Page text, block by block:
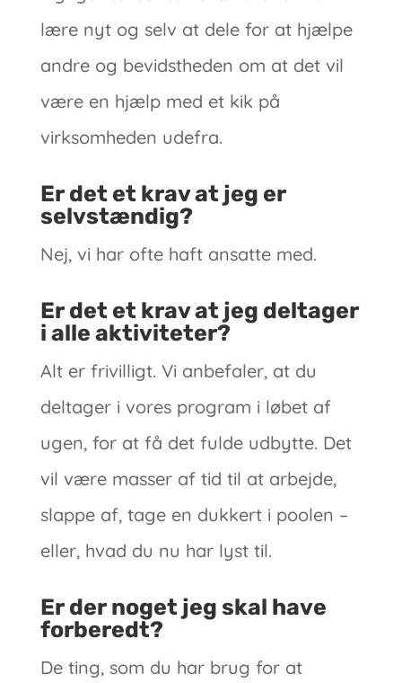
lære nyt og selv at dele for at hjælpe
andre og bevidstheden om at det vil
være en hjælp med et kik på
virksomheden udefra.
Er det et krav at jeg er
selvstændig?
Nej, vi har ofte haft ansatte med.
Er det et krav at jeg deltager
i alle aktiviteter?
Alt er frivilligt. Vi anbefaler, at du
deltager i vores program i løbet af
ugen, for at få det fulde udbytte. Det
vil være masser af tid til at arbejde,
slappe af, tage en dukkert i poolen –
eller, hvad du nu har lyst til.
Er der noget jeg skal have
forberedt?
De ting, som du har brug for at